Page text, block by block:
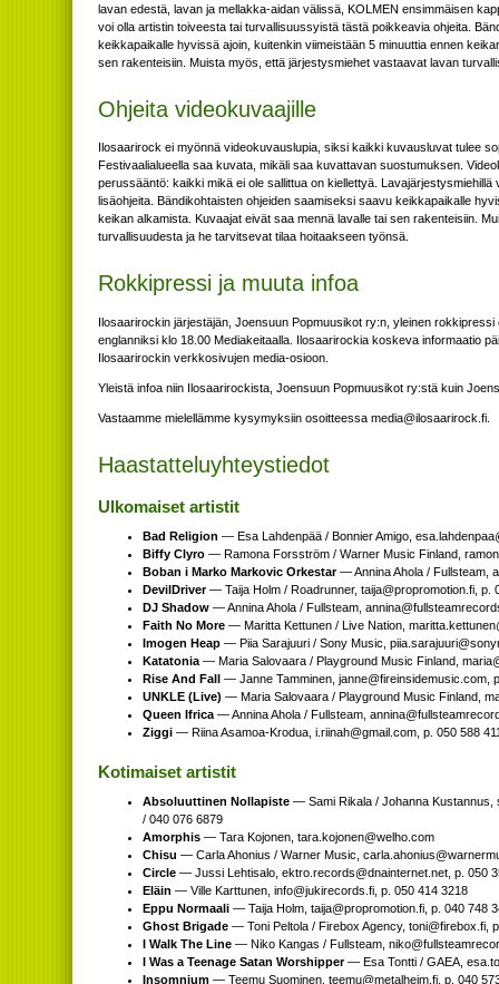
lavan edestä, lavan ja mellakka-aidan välissä, KOLMEN ensimmäisen
voi olla artistin toiveesta tai turvallisuussyistä tästä poikkeavia ohjeita.
keikkapaikalle hyvissä ajoin, kuitenkin viimeistään 5 minuuttia ennen
sen rakenteisiin. Muista myös, että järjestysmiehet vastaavat lavan
Ohjeita videokuvaajille
Ilosaarirock ei myönnä videokuvauslupia, siksi kaikki kuvausluvat tulee
Festivaalialueella saa kuvata, mikäli saa kuvattavan suostumuksen.
perussääntö: kaikki mikä ei ole sallittua on kiellettyä.
lisäohjeita. Bändikohtaisten ohjeiden saamiseksi saavu keikkapaikalle
keikan alkamista. Kuvaajat eivät saa mennä lavalle tai sen rakenteisiin.
turvallisuudesta ja he tarvitsevat tilaa hoitaakseen työnsä.
Rokkipressi ja muuta infoa
Ilosaarirockin järjestäjän, Joensuun Popmuusikot ry:n, yleinen
englanniksi klo 18.00 Mediakeitaalla. Ilosaarirockia koskeva informaatio
Ilosaarirockin verkkosivujen media-osioon.
Yleistä infoa niin Ilosaarirockista, Joensuun Popmuusikot ry:stä kuin
Vastaamme mielellämme kysymyksiin osoitteessa if.kcoriraasoli@aidem
Haastatteluyhteystiedot
Ulkomaiset artistit
Bad Religion — Esa Lahdenpää / Bonnier Amigo,
Biffy Clyro — Ramona Forsström / Warner Music Finland,
Boban i Marko Markovic Orkestar— Annina Ahola / Fullsteam,
DevilDriver— Taija Holm / Roadrunner, if.noitomorporp@ajiat , p.
DJ Shadow — Annina Ahola / Fullsteam,
Faith No More — Maritta Kettunen / Live Nation,
Imogen Heap — Piia Sarajuuri / Sony Music,
Katatonia — Maria Salovaara / Playground Music Finland,
Rise And Fall — Janne Tamminen, moc.cisumedisnierif@ennaj ,
UNKLE (Live) — Maria Salovaara / Playground Music Finland,
Queen Ifrica — Annina Ahola / Fullsteam,
Ziggi — Riina Asamoa-Krodua, moc.liamg@haniir.i , p. 050 588
Kotimaiset artistit
Absoluuttinen Nollapiste — Sami Rikala / Johanna Kustannus,
/ 040 076 6879
Amorphis — Tara Kojonen, moc.ohlew@nenojok.arat
Chisu — Carla Ahonius / Warner Music,
Circle — Jussi Lehtisalo, ten.tenretniand@sdrocer.ortke , p. 050
Eläin — Ville Karttunen, if.sdrocerikuj@ofni , p. 050 414 3218
Eppu Normaali — Taija Holm, if.noitomorporp@ajiat , p. 040 748
Ghost Brigade — Toni Peltola / Firebox Agency, if.xoberif@inot ,
I Walk The Line — Niko Kangas / Fullsteam,
I Was a Teenage Satan Worshipper— Esa Tontti / GAEA,
Insomnium — Teemu Suominen, if.miehlatem@umeet , p. 040